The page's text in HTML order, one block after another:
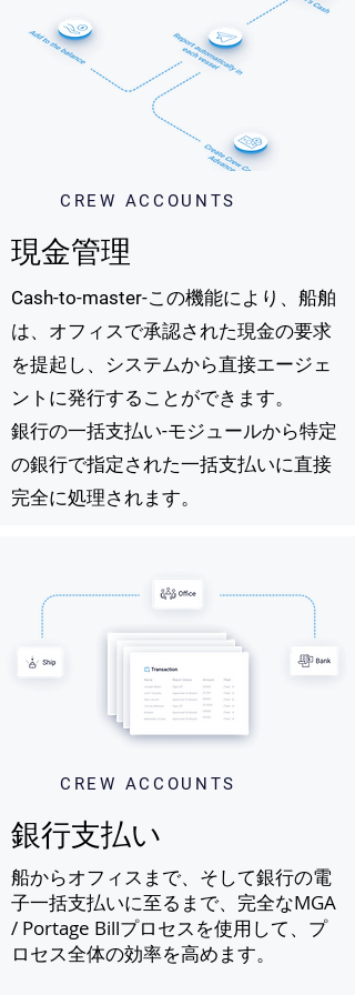
CREW ACCOUNTS
現金管理
Cash-to-master-この機能により、船舶
は、オフィスで承認された現金の要求
を提起し、システムから直接エージェ
ントに発行することができます。
銀行の一括支払い-モジュールから特定
の銀行で指定された一括支払いに直接
完全に処理されます。
CREW ACCOUNTS
銀行支払い
船からオフィスまで、そして銀行の電
子一括支払いに至るまで、完全なMGA
/ Portage Billプロセスを使用して、プ
ロセス全体の効率を高めます。